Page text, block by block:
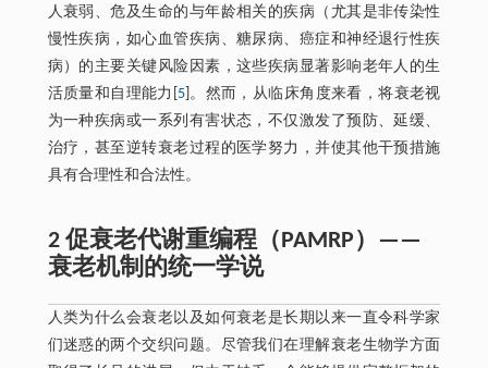
人衰弱、危及生命的与年龄相关的疾病（尤其是非传染性
慢性疾病，如心血管疾病、糖尿病、癌症和神经退行性疾
病）的主要关键风险因素，这些疾病显著影响老年人的生
活质量和自理能力[ 5]。然而，从临床角度来看，将衰老视
为一种疾病或一系列有害状态，不仅激发了预防、延缓、
治疗，甚至逆转衰老过程的医学努力，并使其他干预措施
具有合理性和合法性。
2 促衰老代谢重编程（PAMRP）——
衰老机制的统一学说
人类为什么会衰老以及如何衰老是长期以来一直令科学家
们迷惑的两个交织问题。尽管我们在理解衰老生物学方面